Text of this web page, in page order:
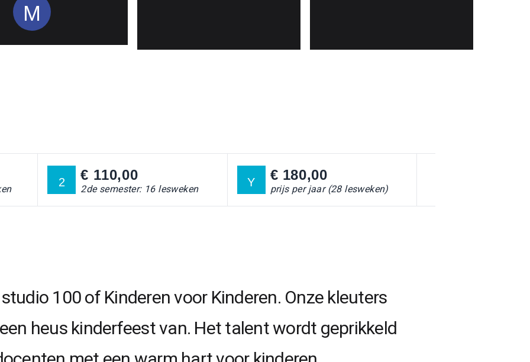
M
Lees meer over Watch video
2 € 110,00
2de semester: 16 lesweken
Y € 180,00
prijs per jaar (28 lesweken)
100 of Kinderen voor Kinderen. Onze kleuters
heus kinderfeest van. Het talent wordt geprikkeld